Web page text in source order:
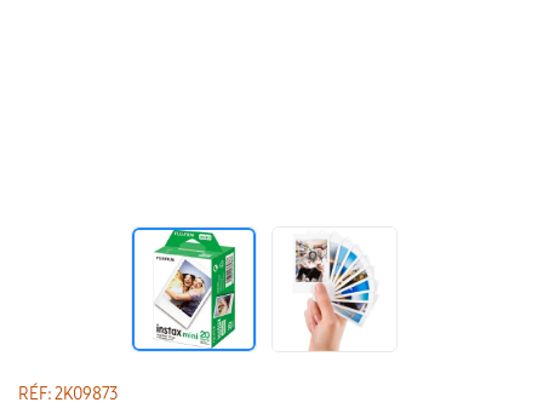
RÉF: 2K09873